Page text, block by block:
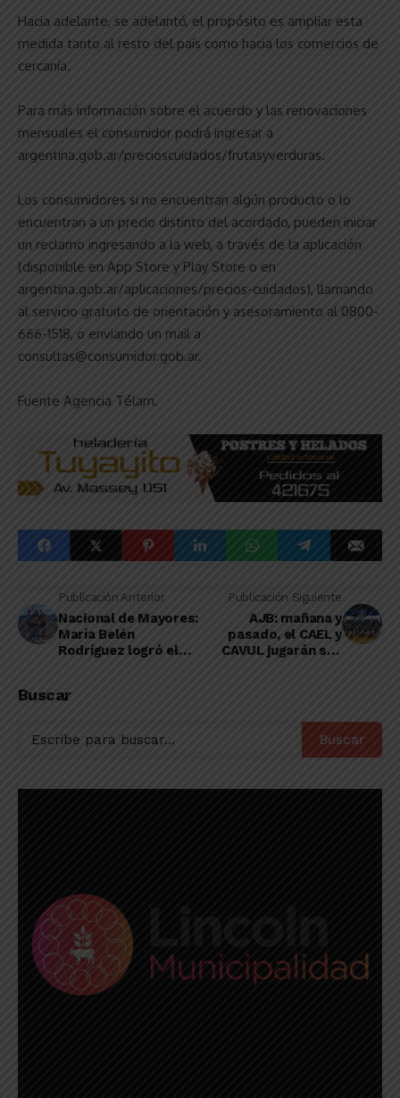
Hacia adelante, se adelantó, el propósito es ampliar esta
medida tanto al resto del país como hacia los comercios de
cercanía.
Para más información sobre el acuerdo y las renovaciones
mensuales el consumidor podrá ingresar a
argentina.gob.ar/precioscuidados/frutasyverduras.
Los consumidores si no encuentran algún producto o lo
encuentran a un precio distinto del acordado, pueden iniciar
un reclamo ingresando a la web, a través de la aplicación
(disponible en App Store y Play Store o en
argentina.gob.ar/aplicaciones/precios-cuidados), llamando
al servicio gratuito de orientación y asesoramiento al 0800-
666-1518, o enviando un mail a
consultas@consumidor.gob.ar.
Fuente Agencia Télam.
Publicación Anterior
Nacional de Mayores:
María Belén
Rodríguez logró el
Publicación Siguiente
AJB: mañana y
pasado, el CAEL y
CAVUL jugarán sus
Buscar
Buscar